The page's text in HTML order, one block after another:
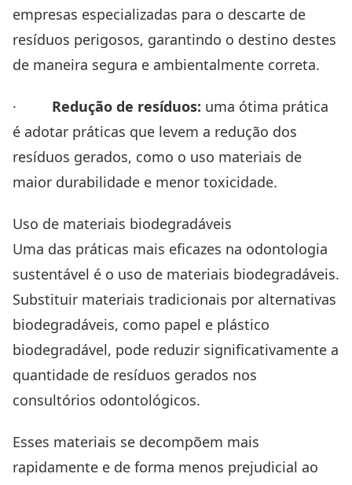
empresas especializadas para o descarte de
resíduos perigosos, garantindo o destino destes
de maneira segura e ambientalmente correta.
· Redução de resíduos: uma ótima prática
é adotar práticas que levem a redução dos
resíduos gerados, como o uso materiais de
maior durabilidade e menor toxicidade.
Uso de materiais biodegradáveis
Uma das práticas mais eficazes na odontologia
sustentável é o uso de materiais biodegradáveis.
Substituir materiais tradicionais por alternativas
biodegradáveis, como papel e plástico
biodegradável, pode reduzir significativamente a
quantidade de resíduos gerados nos
consultórios odontológicos.
Esses materiais se decompõem mais
rapidamente e de forma menos prejudicial ao